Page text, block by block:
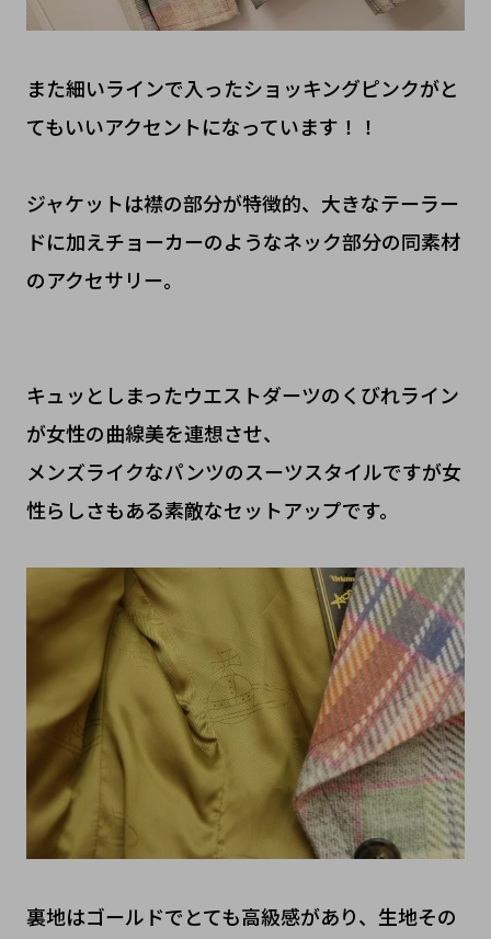
また細いラインで入ったショッキングピンクがと
てもいいアクセントになっています！！
ジャケットは襟の部分が特徴的、大きなテーラー
ドに加えチョーカーのようなネック部分の同素材
のアクセサリー。
キュッとしまったウエストダーツのくびれライン
が女性の曲線美を連想させ、
メンズライクなパンツのスーツスタイルですが女
性らしさもある素敵なセットアップです。
裏地はゴールドでとても高級感があり、生地その